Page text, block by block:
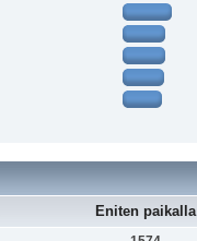
Eniten paikalla